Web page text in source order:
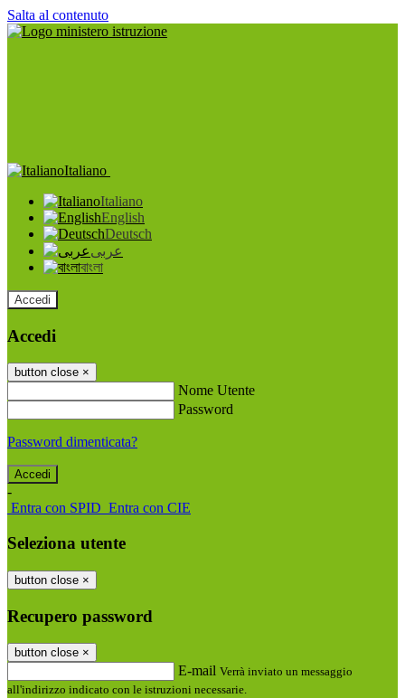
Salta al contenuto
Italiano
Italiano
English
Deutsch
عربى
বাংলা
Accedi
Accedi
button close ×
Nome Utente
Password
Password dimenticata?
-
Entra con SPID Entra con CIE
Seleziona utente
button close ×
Recupero password
button close ×
E-mail Verrà inviato un messaggio
all'indirizzo indicato con le istruzioni necessarie.